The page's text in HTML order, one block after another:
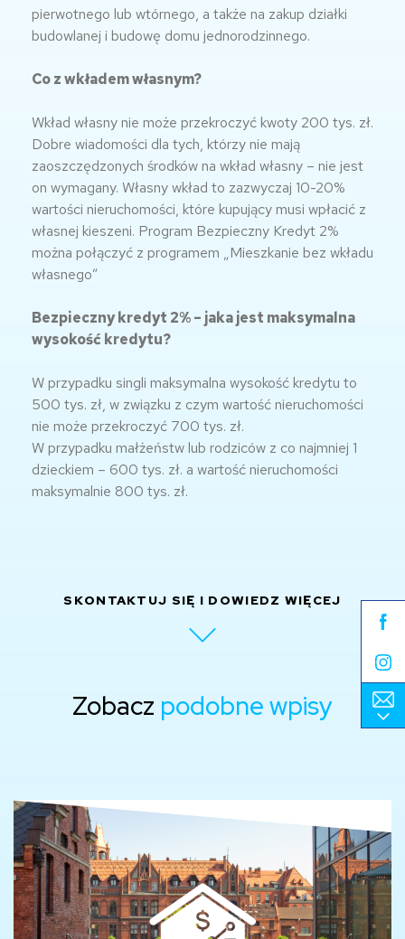
pierwotnego lub wtórnego, a także na zakup działki
budowlanej i budowę domu jednorodzinnego.
Co z wkładem własnym?
Wkład własny nie może przekroczyć kwoty 200 tys. zł.
Dobre wiadomości dla tych, którzy nie mają
zaoszczędzonych środków na wkład własny – nie jest
on wymagany. Własny wkład to zazwyczaj 10-20%
wartości nieruchomości, które kupujący musi wpłacić z
własnej kieszeni. Program Bezpieczny Kredyt 2%
można połączyć z programem „Mieszkanie bez wkładu
własnego”
Bezpieczny kredyt 2% – jaka jest maksymalna
wysokość kredytu?
W przypadku singli maksymalna wysokość kredytu to
500 tys. zł, w związku z czym wartość nieruchomości
nie może przekroczyć 700 tys. zł.
W przypadku małżeństw lub rodziców z co najmniej 1
dzieckiem – 600 tys. zł. a wartość nieruchomości
maksymalnie 800 tys. zł.
SKONTAKTUJ SIĘ I DOWIEDZ WIĘCEJ
Zobacz podobne wpisy